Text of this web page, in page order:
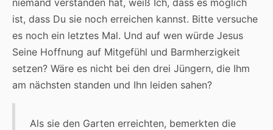
ist, dass Du sie noch erreichen kannst. Bitte versuche
es noch ein letztes Mal. Und auf wen würde Jesus
Seine Hoffnung auf Mitgefühl und Barmherzigkeit
setzen? Wäre es nicht bei den drei Jüngern, die Ihm
am nächsten standen und Ihn leiden sahen?
Als sie den Garten erreichten, bemerkten die